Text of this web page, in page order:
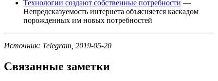
Технологии создают собственные потребности —
Непредсказуемость интернета объясняется каскадом
порожденных им новых потребностей
Источник: Telegram, 2019-05-20
Связанные заметки